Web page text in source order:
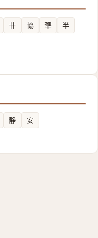
卄 協 㔼
半
静 安